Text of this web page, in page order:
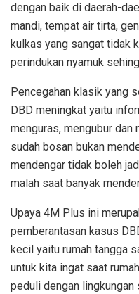
dengan baik di daerah-
mandi, tempat air tirta,
kulkas yang sangat tidak
perindukan nyamuk
Pencegahan klasik yang
DBD meningkat yaitu
menguras, mengubur dan
sudah bosan bukan
mendengar tidak boleh
malah saat banyak
Upaya 4M Plus ini
pemberantasan kasus
kecil yaitu rumah tangga
untuk kita ingat saat
peduli dengan lingkungan